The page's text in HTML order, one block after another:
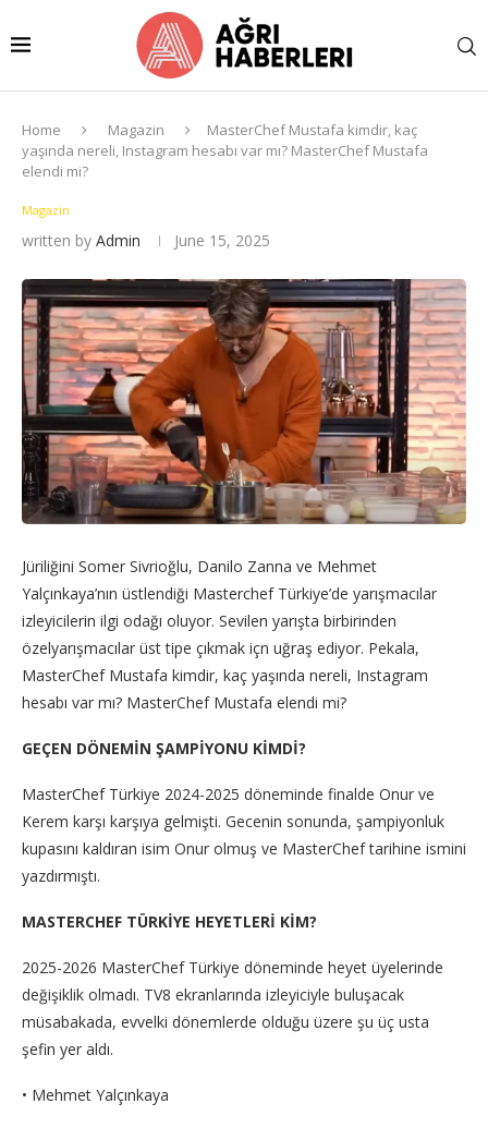
Home Magazin
MasterChef Mustafa kimdir, kaç
yaşında nereli, Instagram hesabı var mı? MasterChef Mustafa
elendi mi?
Magazin
written by Admin June 15, 2025
Jüriliğini Somer Sivrioğlu, Danilo Zanna ve Mehmet
Yalçınkaya’nın üstlendiği Masterchef Türkiye’de yarışmacılar
izleyicilerin ilgi odağı oluyor. Sevilen yarışta birbirinden
özelyarışmacılar üst tipe çıkmak içn uğraş ediyor. Pekala,
MasterChef Mustafa kimdir, kaç yaşında nereli, Instagram
hesabı var mı? MasterChef Mustafa elendi mi?
GEÇEN DÖNEMİN ŞAMPİYONU KİMDİ?
MasterChef Türkiye 2024-2025 döneminde finalde Onur ve
Kerem karşı karşıya gelmişti. Gecenin sonunda, şampiyonluk
kupasını kaldıran isim Onur olmuş ve MasterChef tarihine ismini
yazdırmıştı.
MASTERCHEF TÜRKİYE HEYETLERİ KİM?
2025-2026 MasterChef Türkiye döneminde heyet üyelerinde
değişiklik olmadı. TV8 ekranlarında izleyiciyle buluşacak
müsabakada, evvelki dönemlerde olduğu üzere şu üç usta
şefin yer aldı.
• Mehmet Yalçınkaya